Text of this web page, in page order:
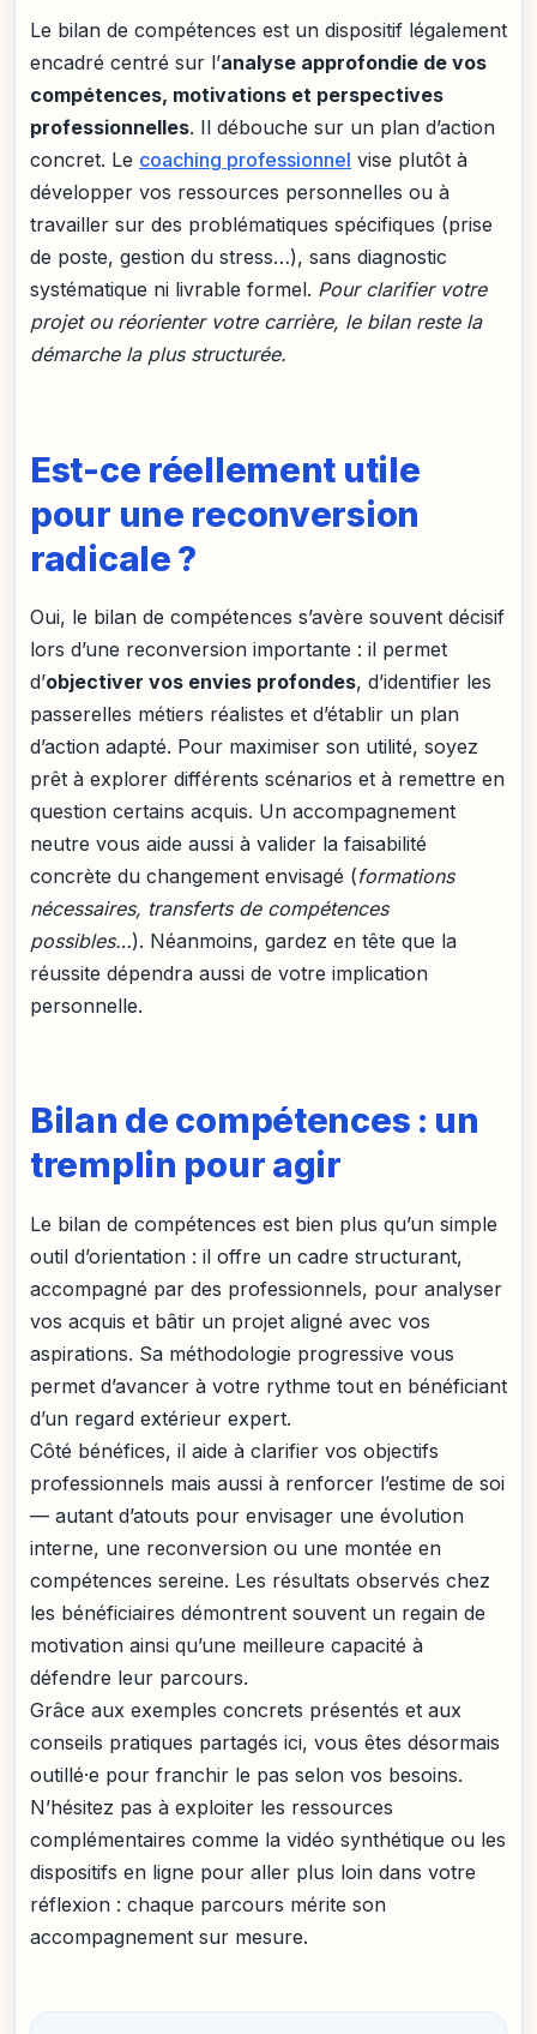
Le bilan de compétences est un dispositif légalement
encadré centré sur l’analyse approfondie de vos
compétences, motivations et perspectives
professionnelles. Il débouche sur un plan d’action
concret. Le coaching professionnel vise plutôt à
développer vos ressources personnelles ou à
travailler sur des problématiques spécifiques (prise
de poste, gestion du stress…), sans diagnostic
systématique ni livrable formel. Pour clarifier votre
projet ou réorienter votre carrière, le bilan reste la
démarche la plus structurée.
Est-ce réellement utile
pour une reconversion
radicale ?
Oui, le bilan de compétences s’avère souvent décisif
lors d’une reconversion importante : il permet
d’objectiver vos envies profondes, d’identifier les
passerelles métiers réalistes et d’établir un plan
d’action adapté. Pour maximiser son utilité, soyez
prêt à explorer différents scénarios et à remettre en
question certains acquis. Un accompagnement
neutre vous aide aussi à valider la faisabilité
concrète du changement envisagé (formations
nécessaires, transferts de compétences
possibles…). Néanmoins, gardez en tête que la
réussite dépendra aussi de votre implication
personnelle.
Bilan de compétences : un
tremplin pour agir
Le bilan de compétences est bien plus qu’un simple
outil d’orientation : il offre un cadre structurant,
accompagné par des professionnels, pour analyser
vos acquis et bâtir un projet aligné avec vos
aspirations. Sa méthodologie progressive vous
permet d’avancer à votre rythme tout en bénéficiant
d’un regard extérieur expert.
Côté bénéfices, il aide à clarifier vos objectifs
professionnels mais aussi à renforcer l’estime de soi
— autant d’atouts pour envisager une évolution
interne, une reconversion ou une montée en
compétences sereine. Les résultats observés chez
les bénéficiaires démontrent souvent un regain de
motivation ainsi qu’une meilleure capacité à
défendre leur parcours.
Grâce aux exemples concrets présentés et aux
conseils pratiques partagés ici, vous êtes désormais
outillé·e pour franchir le pas selon vos besoins.
N’hésitez pas à exploiter les ressources
complémentaires comme la vidéo synthétique ou les
dispositifs en ligne pour aller plus loin dans votre
réflexion : chaque parcours mérite son
accompagnement sur mesure.